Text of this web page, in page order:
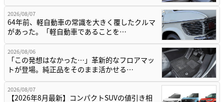
2026/08/07
64年前、軽自動車の常識を大きく覆したクルマ
があった。「軽自動車であることを…
2026/08/06
「この発想はなかった…」革新的なフロアマッ
トが登場。純正品をそのまま活かせる…
2026/08/07
【2026年8月最新】コンパクトSUVの値引き相